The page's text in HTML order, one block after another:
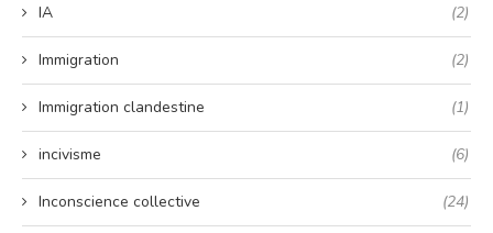
IA (2)
Immigration (2)
Immigration clandestine (1)
incivisme (6)
Inconscience collective (24)